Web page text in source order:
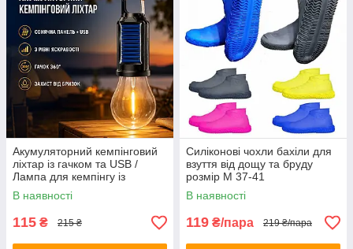
Акумуляторний кемпінговий
ліхтар із гачком та USB /
Лампа для кемпінгу із
сонячною панеллю HA-112
В наявності
115 ₴ 215 ₴
Силіконові чохли бахіли для
взуття від дощу та бруду
розмір M 37-41
В наявності
119 ₴/пара 219 ₴/пара